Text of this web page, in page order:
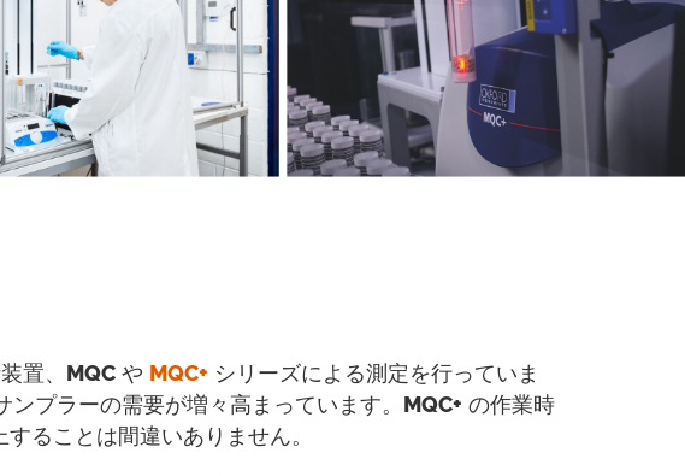
置、 MQC や MQC+ シリーズによる測定を行っていま
プラーの需要が増々高まっています。 MQC+ の作業時
ることは間違いありません。